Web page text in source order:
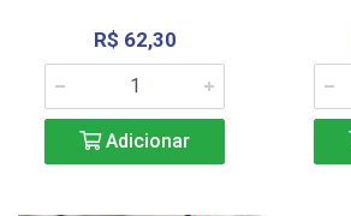
R$ 62,30
Adicionar